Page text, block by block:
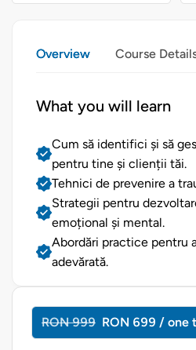
Overview Course
What you will learn
Cum să identifici și să
pentru tine și clienții tăi.
Tehnici de prevenire a
Strategii pentru
emoțional și mental.
Abordări practice pentru
adevărată.
RON 999 RON 699 / one